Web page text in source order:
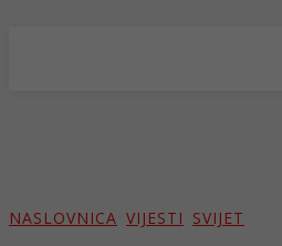
NASLOVNICA VIJESTI SVIJET